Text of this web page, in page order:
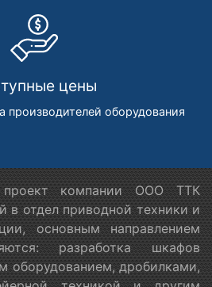
цены
производителей оборудования
компании ООО ТТК
в отдел приводной техники и
основным направлением
разработка шкафов
оборудованием, дробилками,